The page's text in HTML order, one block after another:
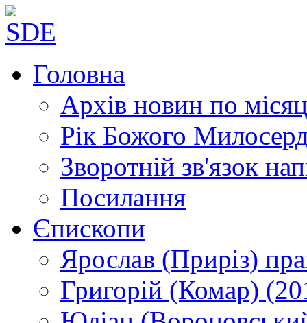
Головна
Архів новин по
Рік Божого
Зворотній зв'язок
Посилання
Єпископи
Ярослав (Приріз)
Григорій (Комар)